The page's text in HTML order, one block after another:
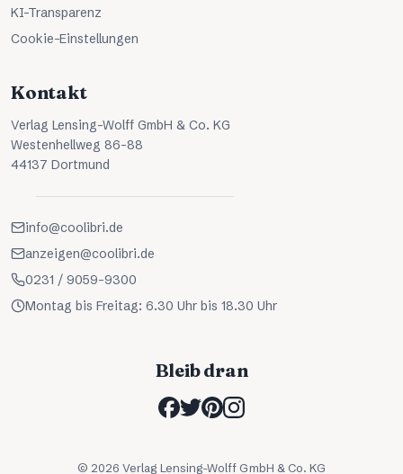
KI-Transparenz
Cookie-Einstellungen
Kontakt
Verlag Lensing-Wolff GmbH & Co. KG
Westenhellweg 86-88
44137 Dortmund
info@coolibri.de
anzeigen@coolibri.de
0231 / 9059-9300
Montag bis Freitag: 6.30 Uhr bis 18.30 Uhr
Bleib dran
© 2026 Verlag Lensing-Wolff GmbH & Co. KG